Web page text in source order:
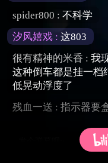
spider800 :不科学
汐风嬉戏 :这803
很有精神的米香 :我
这种倒车都是挂一档
低晃动浮度了
残血一送 :指示器要